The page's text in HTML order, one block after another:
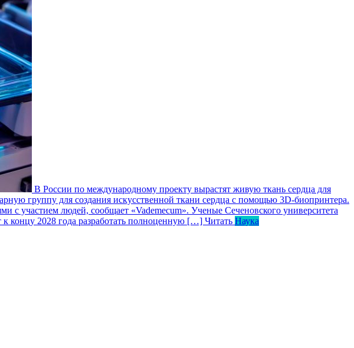
В России по международному проекту вырастят живую ткань сердца для
группу для создания искусственной ткани сердца с помощью 3D-биопринтера.
с участием людей, сообщает «Vademecum». Ученые Сеченовского университета
концу 2028 года разработать полноценную […] Читать Наука